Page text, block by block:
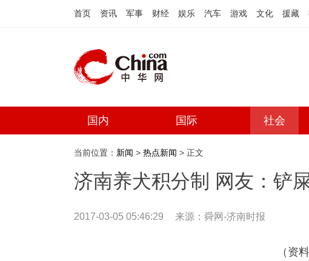
首页 资讯 军事 财经 娱乐 汽车 游戏 文化 援藏
国内 国际 社会
当前位置： 新闻 > 热点新闻 > 正文
济南养犬积分制 网友：铲
2017-03-05 05:46:29 来源： 舜网-济南时报
（资